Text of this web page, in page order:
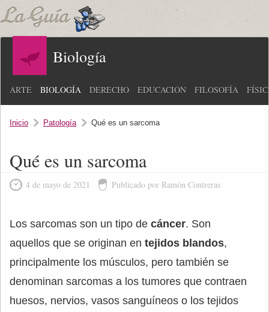
Biología
ARTE BIOLOGÍA DERECHO EDUCACIÓN FILOSOFÍA
Inicio Patología Qué es un sarcoma
Qué es un sarcoma
4 de mayo de 2021 Publicado por Ramón Contreras
Los sarcomas son un tipo de cáncer. Son
aquellos que se originan en tejidos blandos,
principalmente los músculos, pero también se
denominan sarcomas a los tumores que contraen
huesos, nervios, vasos sanguíneos o los tejidos